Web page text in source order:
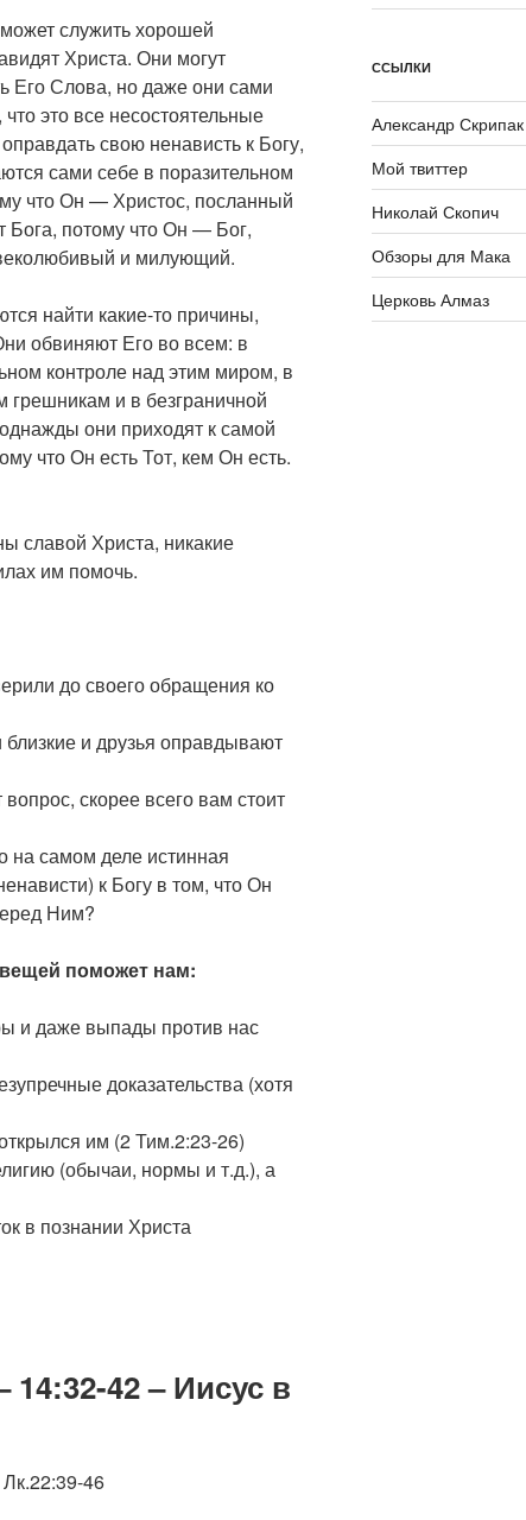
служить хорошей
Христа. Они могут
Его Слова, но даже они сами
это все несостоятельные
свою ненависть к Богу,
сами себе в поразительном
что Он — Христос, посланный
потому что Он — Бог,
и милующий.
найти какие-то причины,
обвиняют Его во всем: в
контроле над этим миром, в
и в безграничной
они приходят к самой
что Он есть Тот, кем Он есть.
славой Христа, никакие
им помочь.
до своего обращения ко
и друзья оправдывают
скорее всего вам стоит
на самом деле истинная
к Богу в том, что Он
Ним?
поможет нам:
и даже выпады против нас
доказательства (хотя
им (2 Тим.2:23-26)
(обычаи, нормы и т.д.), а
в познании Христа
14:32-42 – Иисус в
46
ССЫЛКИ
Александр Скрипак
Мой твиттер
Николай Скопич
Обзоры для Мака
Церковь Алмаз